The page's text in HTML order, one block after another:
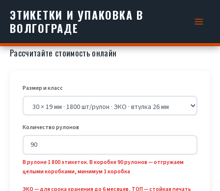
содержимому
ЭТИКЕТКИ И УПАКОВКА В
ВОЛГОГРАДЕ
Рассчитайте стоимость онлайн
Размер и класс
Количество рулонов
В рулоне 1 800 этикеток. В коробке 90 рулонов — отгружаем
целыми коробками, минимум 1 коробка